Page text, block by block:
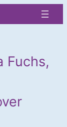
Fuchs,